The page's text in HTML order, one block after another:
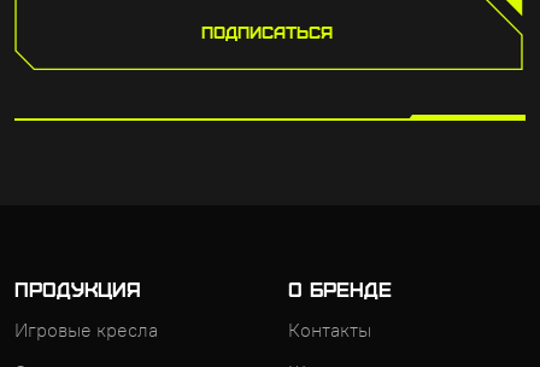
ПОДПИСАТЬСЯ
ПРОДУКЦИЯ
Игровые кресла
О БРЕНДЕ
Контакты